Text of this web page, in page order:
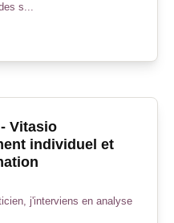
s...
Vitasio
individuel et
j'interviens en analyse